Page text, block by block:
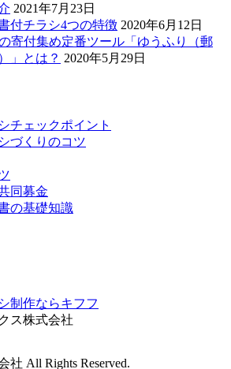
2021年7月23日
付チラシ4つの特徴 2020年6月12日
寄付集め定番ツール「ゆうふり（郵
」とは？ 2020年5月29日
チェックポイント
づくりのコツ
同募金
の基礎知識
ス株式会社
All Rights Reserved.